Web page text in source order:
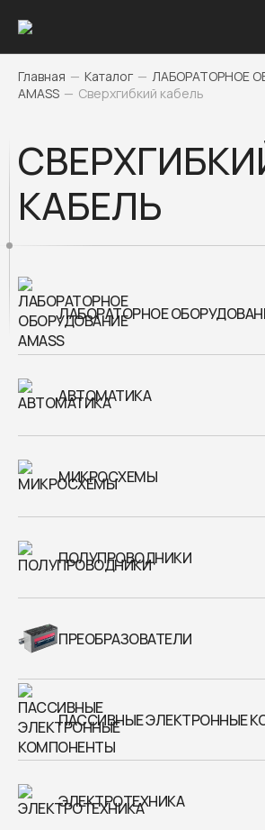
Главная — Каталог — ЛАБОРАТОРНОЕ
AMASS — Сверхгибкий кабель
КАБЕЛЬ
ЛАБОРАТОРНОЕ
АВТОМАТИКА
МИКРОСХЕМЫ
ПОЛУПРОВОДНИКИ
ПРЕОБРАЗОВАТЕЛИ
ПАССИВНЫЕ ЭЛЕКТРОННЫЕ
ЭЛЕКТРОТЕХНИКА